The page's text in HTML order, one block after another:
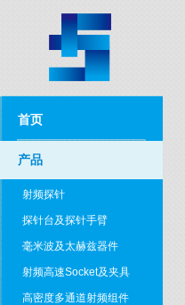
首页
产品
射频探针
探针台及探针手臂
毫米波及太赫兹器件
射频高速Socket及夹具
高密度多通道射频组件